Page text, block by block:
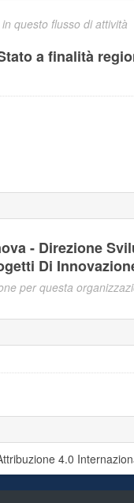
questo flusso di attività
a finalità
- Direzione
Di
per questa
4.0